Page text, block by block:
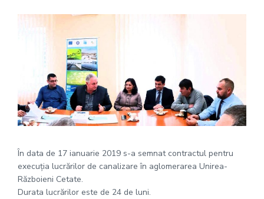
În data de 17 ianuarie 2019 s-a semnat contractul pentru
execuția lucrărilor de canalizare în aglomerarea Unirea-
Războieni Cetate.
Durata lucrărilor este de 24 de luni.